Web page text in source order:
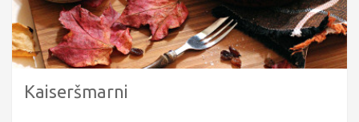
Kaiseršmarni